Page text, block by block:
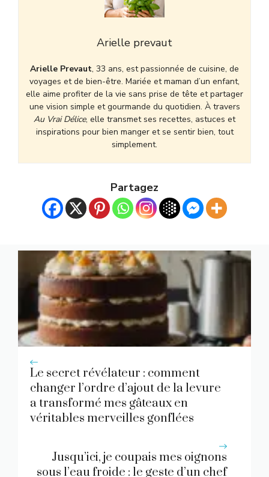
Arielle prevaut
Arielle Prevaut, 33 ans, est passionnée de cuisine, de
voyages et de bien-être. Mariée et maman d’un enfant,
elle aime profiter de la vie sans prise de tête et partager
une vision simple et gourmande du quotidien. À travers
Au Vrai Délice, elle transmet ses recettes, astuces et
inspirations pour bien manger et se sentir bien, tout
simplement.
Partagez
Le secret révélateur : comment
changer l’ordre d’ajout de la levure
a transformé mes gâteaux en
véritables merveilles gonflées
Jusqu’ici, je coupais mes oignons
sous l’eau froide : le geste d’un chef